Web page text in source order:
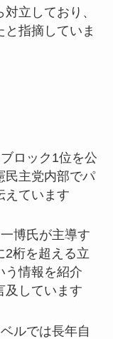
立しており、
指摘していま
ロック1位を公
民主党内部でパ
えています
博氏が主導す
2桁を超える立
う情報を紹介
及しています
ルでは長年自